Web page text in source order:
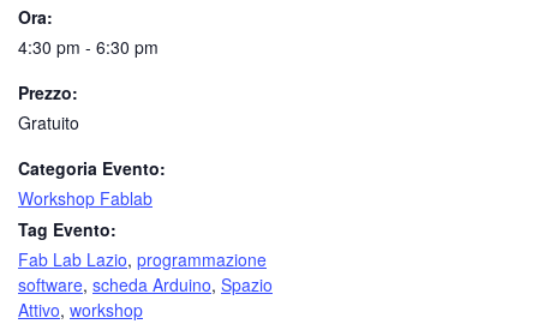
Ora:
4:30 pm - 6:30 pm
Prezzo:
Gratuito
Categoria Evento:
Workshop Fablab
Tag Evento:
Fab Lab Lazio, programmazione
software, scheda Arduino, Spazio
Attivo, workshop